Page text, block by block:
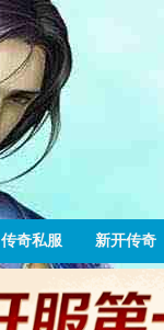
传奇私服 新开传奇